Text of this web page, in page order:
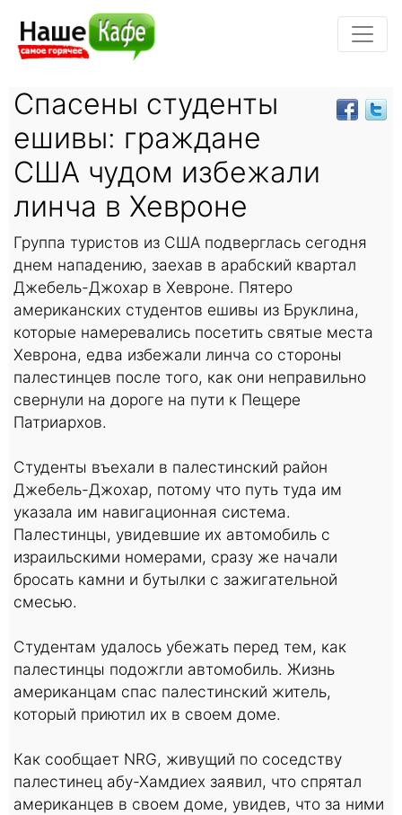
Спасены студенты
ешивы: граждане
США чудом избежали
линча в Хевроне
Группа туристов из США подверглась сегодня
днем нападению, заехав в арабский квартал
Джебель-Джохар в Хевроне. Пятеро
американских студентов ешивы из Бруклина,
которые намеревались посетить святые места
Хеврона, едва избежали линча со стороны
палестинцев после того, как они неправильно
свернули на дороге на пути к Пещере
Патриархов.
Студенты въехали в палестинский район
Джебель-Джохар, потому что путь туда им
указала им навигационная система.
Палестинцы, увидевшие их автомобиль с
израильскими номерами, сразу же начали
бросать камни и бутылки с зажигательной
смесью.
Студентам удалось убежать перед тем, как
палестинцы подожгли автомобиль. Жизнь
американцам спас палестинский житель,
который приютил их в своем доме.
Как сообщает NRG, живущий по соседству
палестинец абу-Хамдиех заявил, что спрятал
американцев в своем доме, увидев, что за ними